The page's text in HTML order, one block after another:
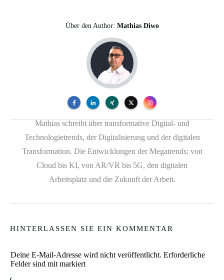
Über den Author: Mathias Diwo
Mathias schreibt über transformative Digital- und
Technologietrends, der Digitalisierung und der digitalen
Transformation. Die Entwicklungen der Megatrends: von
Cloud bis KI, von AR/VR bis 5G, den digitalen
Arbeitsplatz und die Zukunft der Arbeit.
HINTERLASSEN SIE EIN KOMMENTAR
Deine E-Mail-Adresse wird nicht veröffentlicht. Erforderliche
Felder sind mit markiert